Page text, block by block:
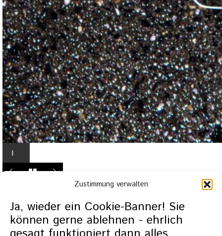
Zustimmung verwalten
Ja, wieder ein Cookie-Banner! Sie
können gerne ablehnen - ehrlich
I
n
g
h
t